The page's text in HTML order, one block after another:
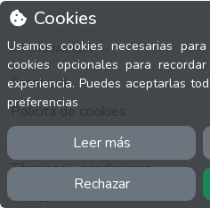
Cookies
Usamos cookies necesarias
cookies opcionales para
experiencia. Puedes aceptarlas
preferencias
Leer más
Rechazar
INFORMACIÓN
Facebook
Polícita de cookies
Política de privacidad
Términos y condiciones
Twitter